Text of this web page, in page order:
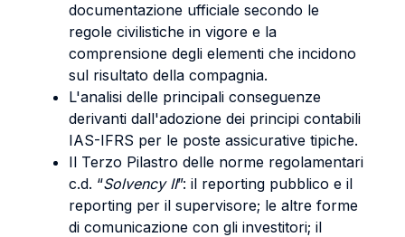
documentazione ufficiale secondo le
regole civilistiche in vigore e la
comprensione degli elementi che incidono
sul risultato della compagnia.
L'analisi delle principali conseguenze
derivanti dall'adozione dei principi contabili
IAS-IFRS per le poste assicurative tipiche.
Il Terzo Pilastro delle norme regolamentari
c.d. “Solvency II”: il reporting pubblico e il
reporting per il supervisore; le altre forme
di comunicazione con gli investitori; il